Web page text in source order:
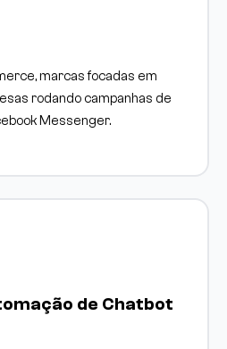
marcas focadas em
rodando campanhas de
Messenger.
de Chatbot